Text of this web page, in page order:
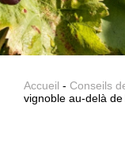
Accueil - Conseils
vignoble au‑delà